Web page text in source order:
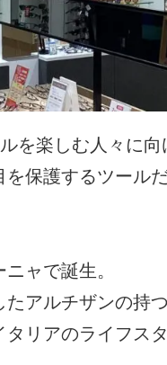
を楽しむ人々に
保護するツール
ャで誕生。
アルチザンの持
リアのライフスタ